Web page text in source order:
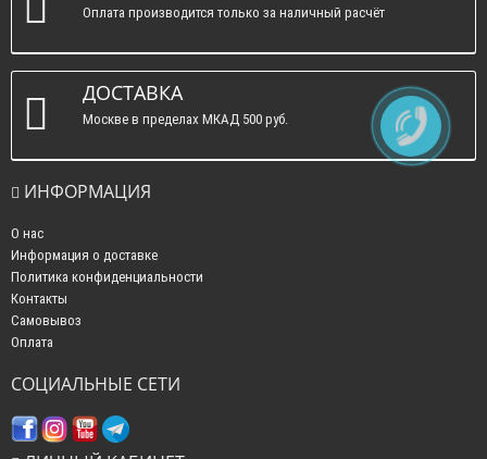
Оплата производится только за наличный расчёт
ДОСТАВКА
Москве в пределах МКАД 500 руб.
ИНФОРМАЦИЯ
О нас
Информация о доставке
Политика конфиденциальности
Контакты
Самовывоз
Оплата
СОЦИАЛЬНЫЕ СЕТИ